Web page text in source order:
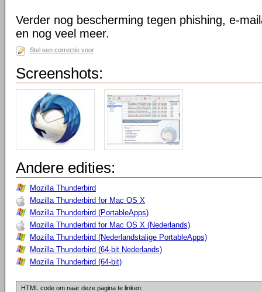
Verder nog bescherming tegen phishing, e-
en nog veel meer.
Stel een correctie voor
Screenshots:
Andere edities:
Mozilla Thunderbird
Mozilla Thunderbird for Mac OS X
Mozilla Thunderbird (PortableApps)
Mozilla Thunderbird for Mac OS X (Nederlands)
Mozilla Thunderbird (Nederlandstalige PortableApps)
Mozilla Thunderbird (64-bit Nederlands)
Mozilla Thunderbird (64-bit)
HTML code om naar deze pagina te linken: